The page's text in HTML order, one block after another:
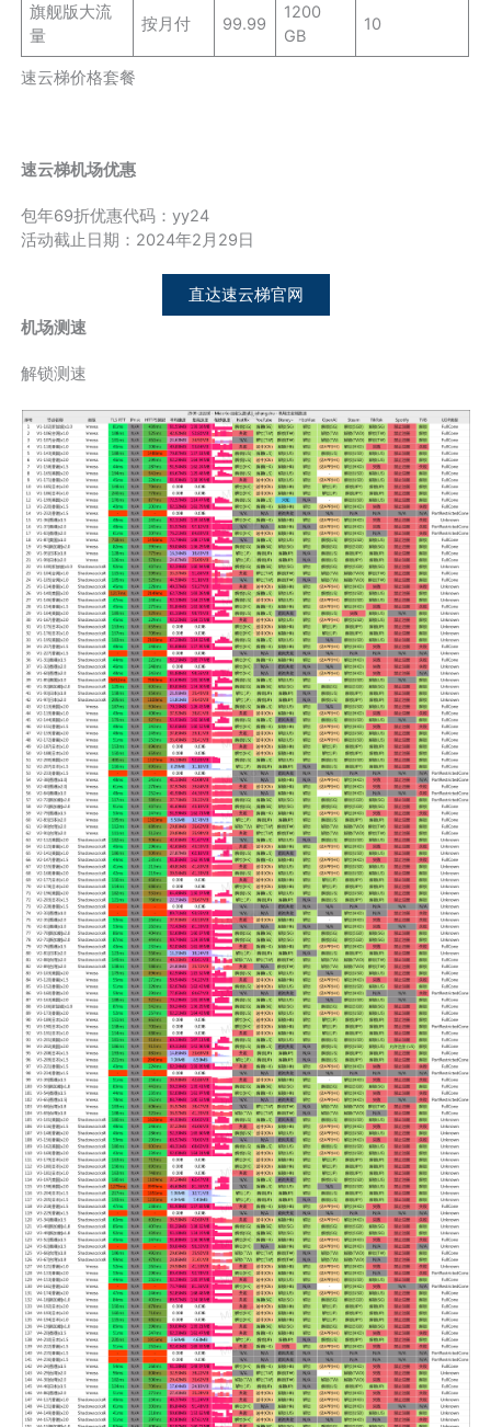
旗舰版大流
量
按月付 99.99
1200
GB
10
速云梯价格套餐
速云梯机场优惠
包年69折优惠代码：yy24
活动截止日期：2024年2月29日
直达速云梯官网
机场测速
解锁测速